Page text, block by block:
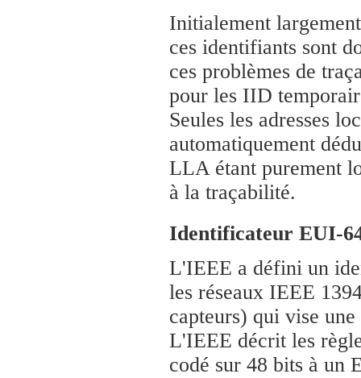
Initialement
ces identifiants sont
ces problèmes de
pour les IID
Seules les adresses
automatiquement
LLA étant purement
à la traçabilité.
Identificateur EUI-
L'IEEE a défini un
les réseaux IEEE
capteurs) qui vise
L'IEEE décrit les
codé sur 48 bits à un